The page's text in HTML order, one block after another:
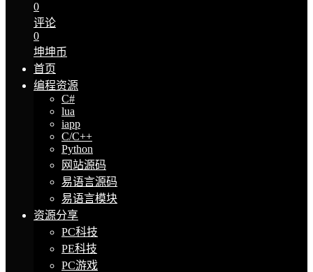
0
评论
0
坤坤币
首页
编程资源
C#
lua
iapp
C/C++
Python
网站源码
易语言源码
易语言模块
资源分享
PC科技
PE科技
PC游戏